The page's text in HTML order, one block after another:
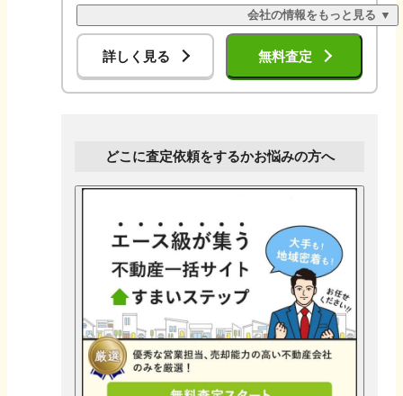
会社の情報をもっと見る ▼
詳しく見る 無料査定
どこに査定依頼をするかお悩みの方へ